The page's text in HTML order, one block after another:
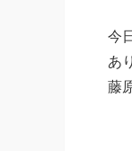
今
あ
藤